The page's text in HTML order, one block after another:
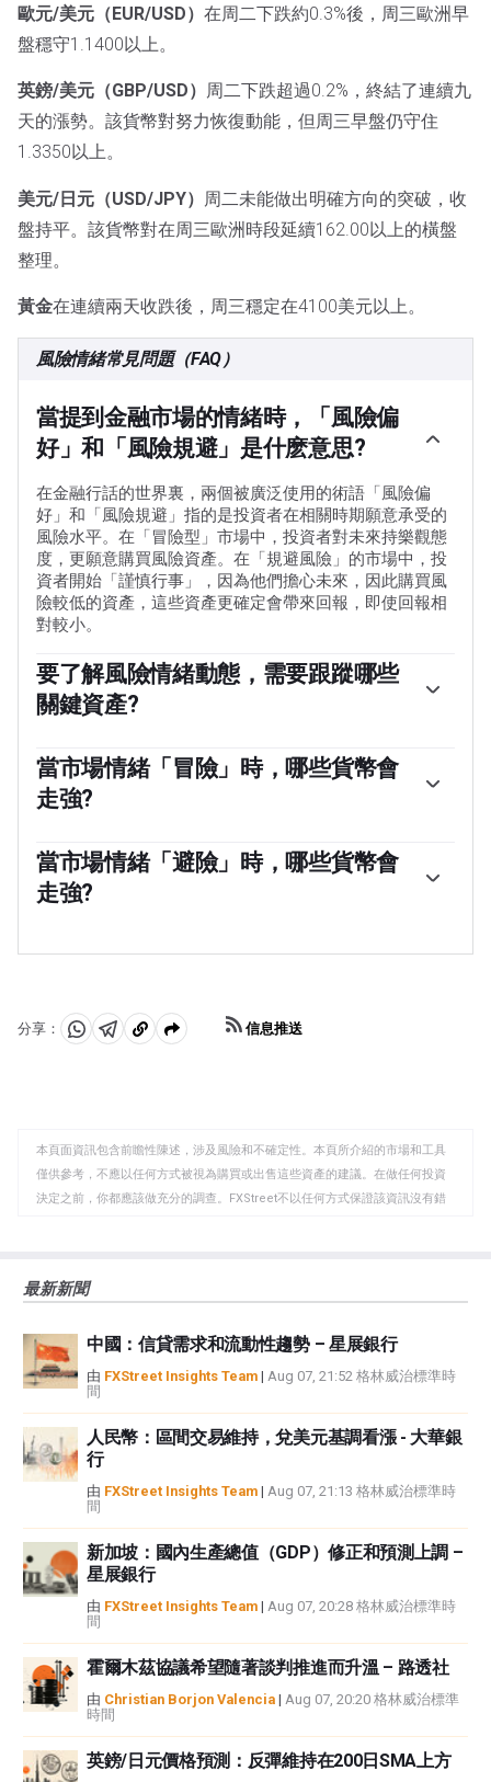
歐元/美元（EUR/USD） 在周二下跌約0.3%後，周三歐洲早
盤穩守1.1400以上。
英鎊/美元（GBP/USD） 周二下跌超過0.2%，終結了連續九
天的漲勢。該貨幣對努力恢復動能，但周三早盤仍守住
1.3350以上。
美元/日元（USD/JPY） 周二未能做出明確方向的突破，收
盤持平。該貨幣對在周三歐洲時段延續162.00以上的橫盤
整理。
黃金在連續兩天收跌後，周三穩定在4100美元以上。
風險情緒常見問題（FAQ）
當提到金融市場的情緒時，「風險偏
好」和「風險規避」是什麽意思?
在金融行話的世界裏，兩個被廣泛使用的術語「風險偏
好」和「風險規避」指的是投資者在相關時期願意承受的
風險水平。在「冒險型」市場中，投資者對未來持樂觀態
度，更願意購買風險資產。在「規避風險」的市場中，投
資者開始「謹慎行事」，因為他們擔心未來，因此購買風
險較低的資產，這些資產更確定會帶來回報，即使回報相
對較小。
要了解風險情緒動態，需要跟蹤哪些
關鍵資產?
品(黃金除外)也會升值，因為它們受益於積極的增長前
景。大宗商品出口大國的貨幣因需求增加而走強，加密貨
幣上漲。在「規避風險」的市場中，債券——尤其是主要的
等避險貨幣都受益。
當市場情緒「冒險」時，哪些貨幣會
走強?
南非蘭特(ZAR)等次要外匯，都傾向於在「風險偏好」的市
場中上漲。這是因為這些貨幣的經濟增長嚴重依賴大宗商
品出口，而大宗商品在風險偏好時期往往會上漲。這是因
當市場情緒「避險」時，哪些貨幣會
走強?
元(JPY)和瑞士法郎(CHF)。美元，因為它是世界儲備貨
到對日本政府債券需求增加的影響，因為日本國內投資者
持有的國債比例很高，即使在危機時期，他們也不太可能
分享：
分 分 複
板
信息推送
本頁面資訊包含前瞻性陳述，涉及風險和不確定性。本頁所介紹的市場和工具
僅供參考，不應以任何方式被視為購買或出售這些資產的建議。在做任何投資
決定之前，你都應該做充分的調查。FXStreet不以任何方式保證該資訊沒有錯
觀點，並不代表FXStreet或其廣告商的官方政策或立場。作者不對本頁連結的
如果文章正文中沒有明確提到，在撰寫本文時，作者在本文中提到的任何股票
中都沒有頭寸，也沒有與文中提到的任何公司有業務關係。除了FXStreet，作
者沒有收到撰寫這篇文章的報酬。
FXStreet和作者不提供個性化的建議。作者對該資訊的準確性、完整性或適用
性不作任何陳述。FXStreet和作者將不承擔任何錯誤，遺漏或任何損失，傷害
或損害由此資訊及其顯示或使用引起的。錯誤和遺漏除外。本文作者和
FXStreet並非註冊投資顧問，本文內容無意提供任何投資建議。
最新新聞
中國：信貸需求和流動性趨勢 – 星展銀行
由 FXStreet Insights Team | Aug 07, 21:52 格林威治標準時
間
人民幣：區間交易維持，兌美元基調看漲 - 大華銀
行
由 FXStreet Insights Team | Aug 07, 21:13 格林威治標準時
間
新加坡：國內生產總值（GDP）修正和預測上調 –
星展銀行
由 FXStreet Insights Team | Aug 07, 20:28 格林威治標準時
間
霍爾木茲協議希望隨著談判推進而升溫 – 路透社
由 Christian Borjon Valencia | Aug 07, 20:20 格林威治標準
時間
英鎊/日元價格預測：反彈維持在200日SMA上方